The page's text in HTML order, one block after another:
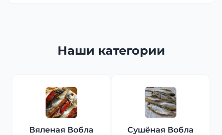
Наши категории
Вяленая Вобла Сушёная Вобла